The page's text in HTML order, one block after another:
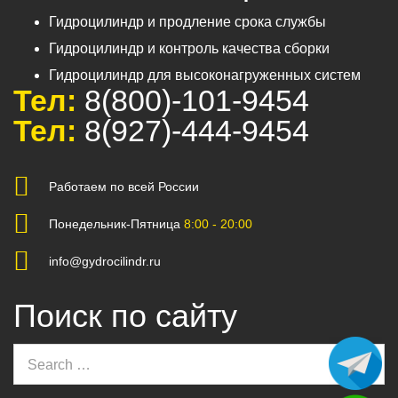
Гидроцилиндр и продление срока службы
Гидроцилиндр и контроль качества сборки
Гидроцилиндр для высоконагруженных систем
Тел: 8(800)-101-9454
Тел: 8(927)-444-9454
Работаем по всей России
Понедельник-Пятница 8:00 - 20:00
info@gydrocilindr.ru
Поиск по сайту